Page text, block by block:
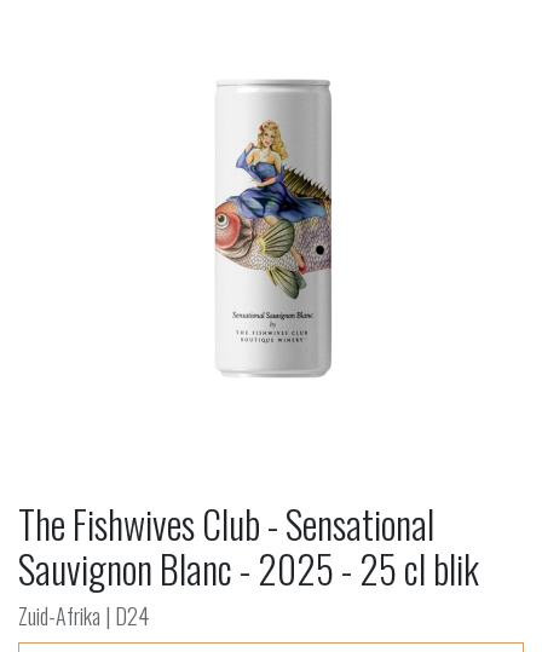
The Fishwives Club - Sensational
Sauvignon Blanc - 2025 - 25 cl blik
Zuid-Afrika | D24